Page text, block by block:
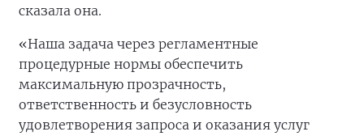
сказала она.
«Наша задача через регламентные
процедурные нормы обеспечить
максимальную прозрачность,
ответственность и безусловность
удовлетворения запроса и оказания услуг